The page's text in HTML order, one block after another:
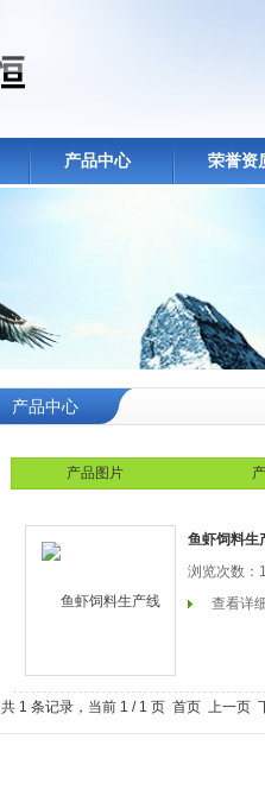
产品中心 荣誉资
产品中心
产品图片
鱼虾饲料生
浏览次数：
查看详
共 1 条记录，当前 1 / 1 页 首页 上一页